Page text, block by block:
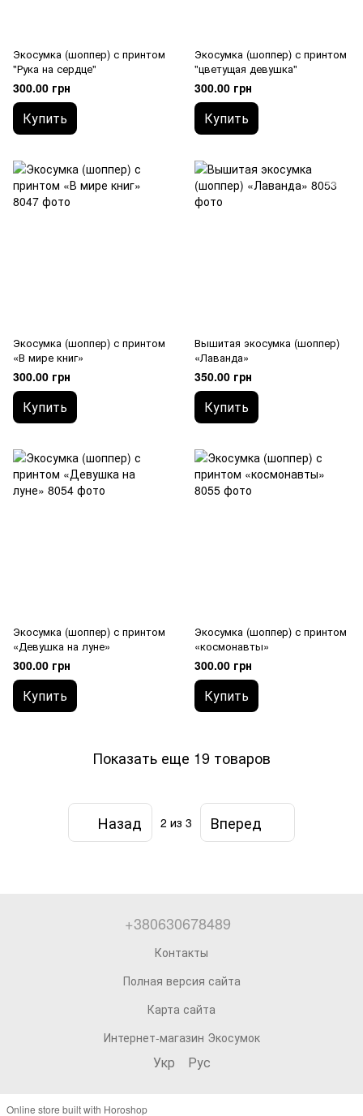
Экосумка (шоппер) с принтом
"Рука на сердце"
300.00 грн
Купить
Экосумка (шоппер) с принтом
"цветущая девушка"
300.00 грн
Купить
Экосумка (шоппер) с принтом
«В мире книг»
300.00 грн
Купить
Вышитая экосумка (шоппер)
«Лаванда»
350.00 грн
Купить
Экосумка (шоппер) с принтом
«Девушка на луне»
300.00 грн
Купить
Экосумка (шоппер) с принтом
«космонавты»
300.00 грн
Купить
Показать еще 19 товаров
Назад 2 из 3 Вперед
+380630678489
Контакты
Полная версия сайта
Карта сайта
Интернет-магазин Экосумок
Укр Рус
Online store built with Horoshop